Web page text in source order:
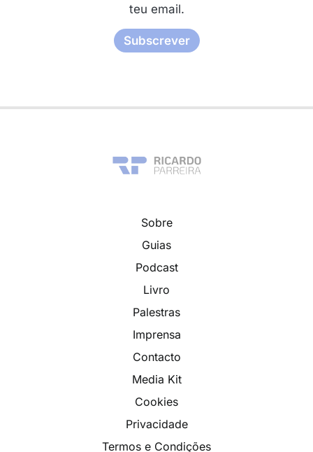
teu email.
Subscrever
Sobre
Guias
Podcast
Livro
Palestras
Imprensa
Contacto
Media Kit
Cookies
Privacidade
Termos e Condições